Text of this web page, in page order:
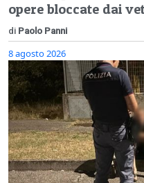
opere bloccate dai
di Paolo Panni
8 agosto 2026